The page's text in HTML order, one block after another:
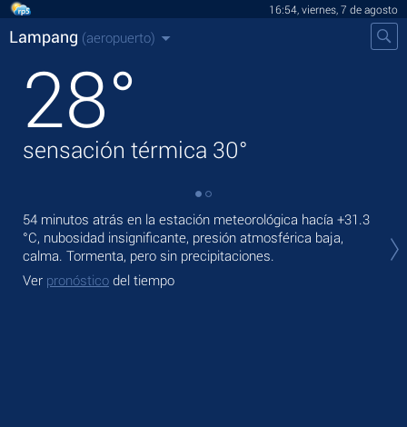
16:54, viernes, 7 de agosto
Lampang (aeropuerto)
28°
sensación térmica 30°
54 minutos atrás en la estación meteorológica hacía +31.3
°C, nubosidad insignificante, presión atmosférica baja,
calma. Tormenta, pero sin precipitaciones.
Ver pronóstico del tiempo